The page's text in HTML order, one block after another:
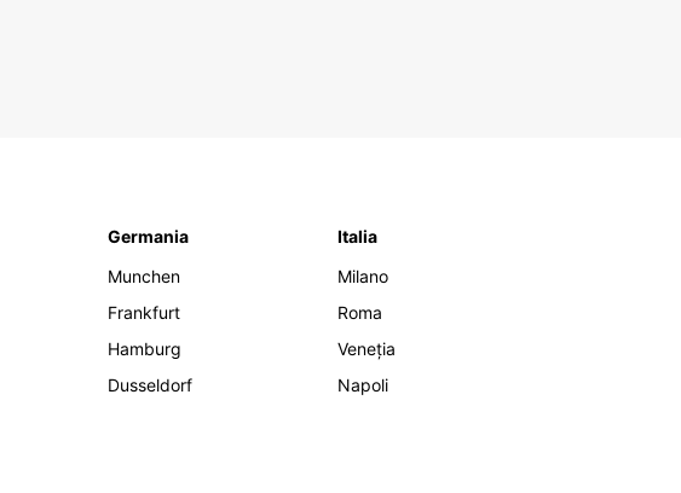
Germania
Munchen
Frankfurt
Hamburg
Dusseldorf
Italia
Milano
Roma
Veneția
Napoli